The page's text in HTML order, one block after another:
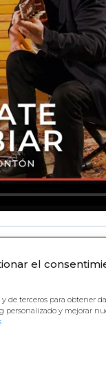
el
de terceros para obtener
personalizado y mejorar